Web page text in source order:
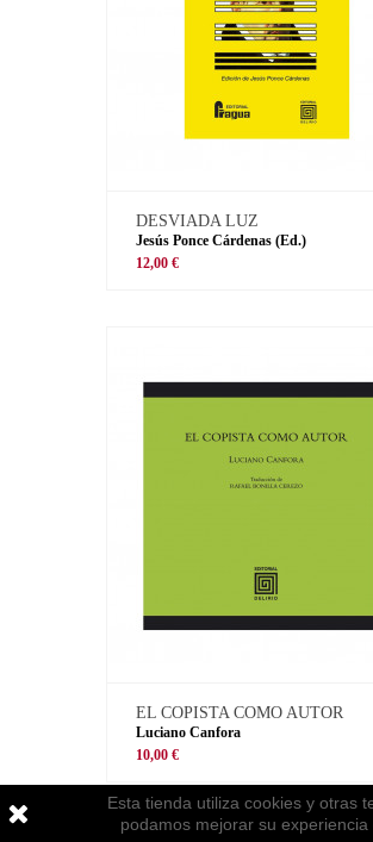
DESVIADA LUZ
Jesús Ponce Cárdenas (Ed.)
12,00 €
EL COPISTA COMO AUTOR
Luciano Canfora
10,00 €
Esta tienda utiliza cookies y otras
podamos mejorar su experiencia